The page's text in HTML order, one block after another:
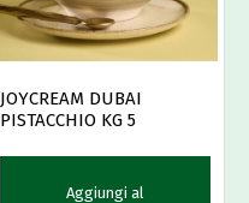
JOYCREAM DUBAI
PISTACCHIO KG 5
Aggiungi al